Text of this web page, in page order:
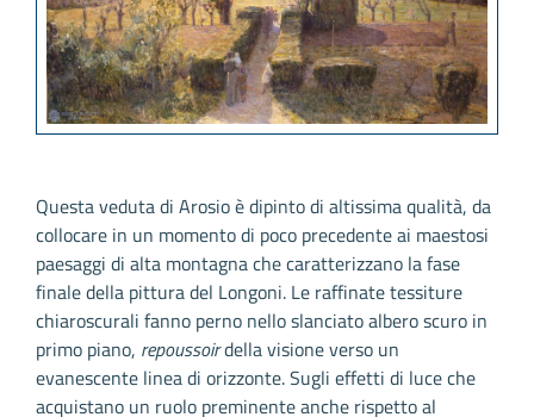
Questa veduta di Arosio è dipinto di altissima qualità, da
collocare in un momento di poco precedente ai maestosi
paesaggi di alta montagna che caratterizzano la fase
finale della pittura del Longoni. Le raffinate tessiture
chiaroscurali fanno perno nello slanciato albero scuro in
primo piano, repoussoirdella visione verso un
evanescente linea di orizzonte. Sugli effetti di luce che
acquistano un ruolo preminente anche rispetto al